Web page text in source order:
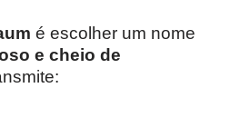
é escolher um nome
e cheio de